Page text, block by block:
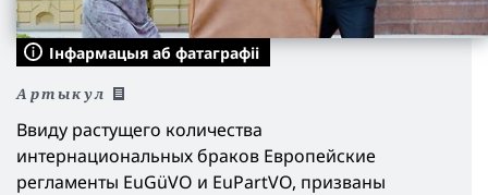
Інфармацыя аб фатаграфіі
Артыкул
Ввиду растущего количества
интернациональных браков Европейские
регламенты EuGüVO и EuPartVO, призваны